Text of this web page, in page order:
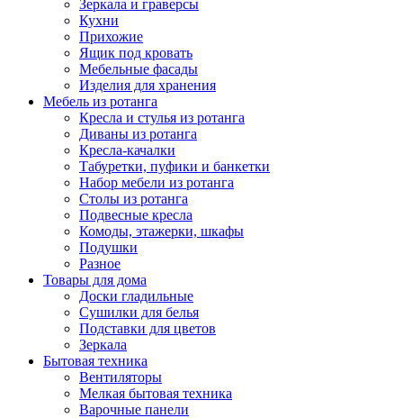
Зеркала и граверсы
Кухни
Прихожие
Ящик под кровать
Мебельные фасады
Изделия для хранения
Мебель из ротанга
Кресла и стулья из ротанга
Диваны из ротанга
Кресла-качалки
Табуретки, пуфики и банкетки
Набор мебели из ротанга
Столы из ротанга
Подвесные кресла
Комоды, этажерки, шкафы
Подушки
Разное
Товары для дома
Доски гладильные
Сушилки для белья
Подставки для цветов
Зеркала
Бытовая техника
Вентиляторы
Мелкая бытовая техника
Варочные панели